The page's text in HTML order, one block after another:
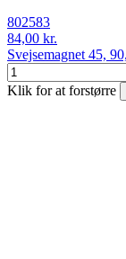
802583
84,00 kr.
Svejsemagnet 45,
Klik for at forstørre